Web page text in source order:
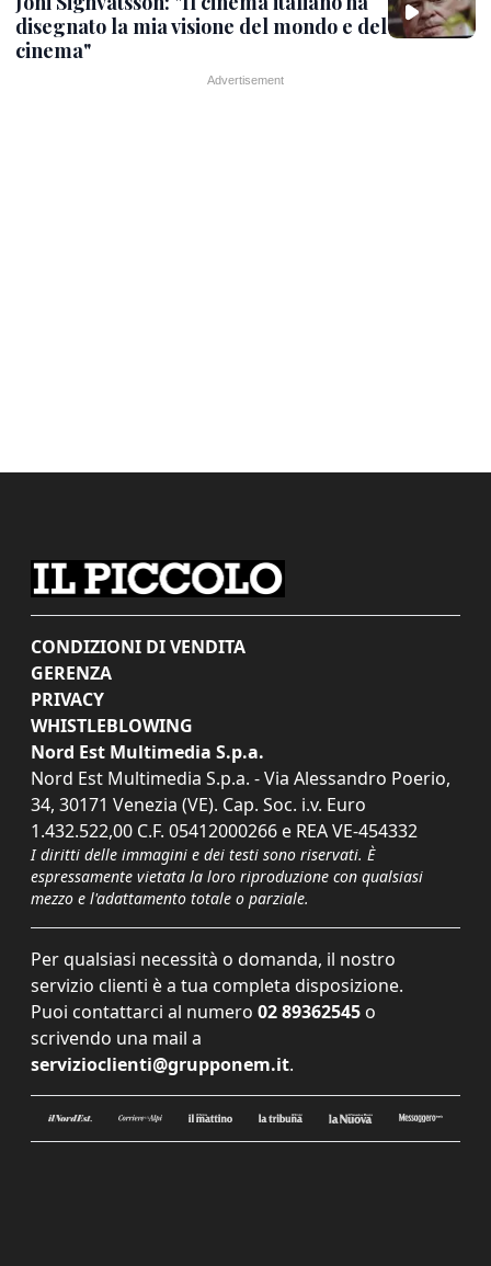
disegnato la mia visione del mondo e del
cinema"
CONDIZIONI DI VENDITA
GERENZA
PRIVACY
WHISTLEBLOWING
Nord Est Multimedia S.p.a.
Nord Est Multimedia S.p.a. - Via Alessandro Poerio,
34, 30171 Venezia (VE). Cap. Soc. i.v. Euro
1.432.522,00 C.F. 05412000266 e REA VE-454332
I diritti delle immagini e dei testi sono riservati. È
espressamente vietata la loro riproduzione con qualsiasi
mezzo e l'adattamento totale o parziale.
Per qualsiasi necessità o domanda, il nostro
servizio clienti è a tua completa disposizione.
Puoi contattarci al numero 02 89362545 o
scrivendo una mail a
servizioclienti@grupponem.it.